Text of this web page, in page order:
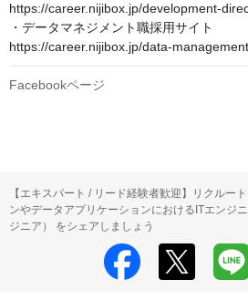
https://career.nijibox.jp/development-
・データマネジメント職採用サイト
https://career.nijibox.jp/data-management
Facebookページ
【エキスパート / リード経験者歓迎】リクルー
ンやデータアプリケーションにおけるITエンジ
ジニア） をシェアしましょう